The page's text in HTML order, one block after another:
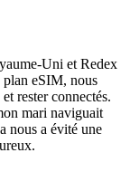
Uni et Redex
plan eSIM, nous
rester connectés.
mari naviguait
nous a évité une